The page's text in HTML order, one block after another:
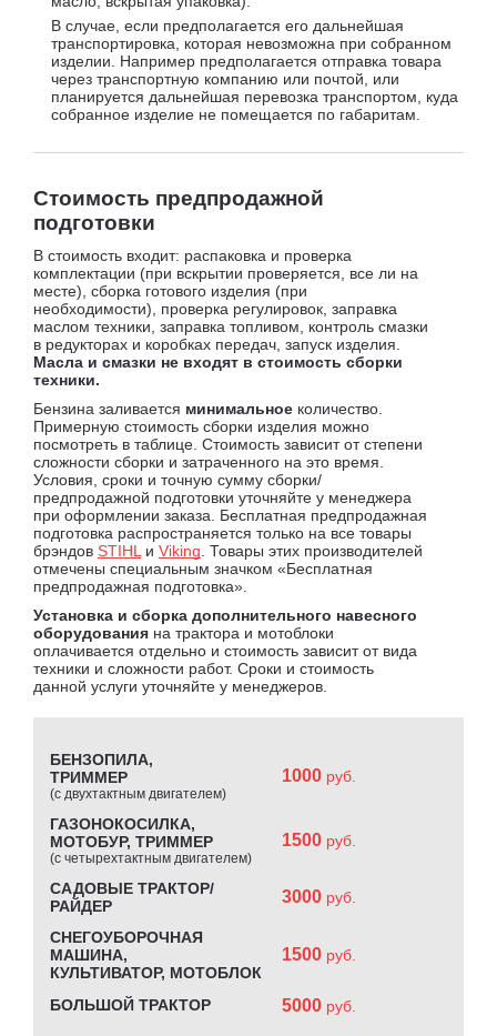
В случае, если предполагается его дальнейшая
транспортировка, которая невозможна при собранном
изделии. Например предполагается отправка товара
через транспортную компанию или почтой, или
планируется дальнейшая перевозка транспортом, куда
собранное изделие не помещается по габаритам.
Стоимость предпродажной
подготовки
В стоимость входит: распаковка и проверка
комплектации (при вскрытии проверяется, все ли на
месте), сборка готового изделия (при
необходимости), проверка регулировок, заправка
маслом техники, заправка топливом, контроль смазки
в редукторах и коробках передач, запуск изделия.
Масла и смазки не входят в стоимость сборки
техники.
Бензина заливается минимальное количество.
Примерную стоимость сборки изделия можно
посмотреть в таблице. Стоимость зависит от степени
сложности сборки и затраченного на это время.
Условия, сроки и точную сумму сборки/
предпродажной подготовки уточняйте у менеджера
при оформлении заказа. Бесплатная предпродажная
подготовка распространяется только на все товары
брэндов STIHL и Viking . Товары этих производителей
отмечены специальным значком «Бесплатная
предпродажная подготовка».
Установка и сборка дополнительного навесного
оборудования на трактора и мотоблоки
оплачивается отдельно и стоимость зависит от вида
техники и сложности работ. Сроки и стоимость
данной услуги уточняйте у менеджеров.
БЕНЗОПИЛА,
ТРИММЕР
(с двухтактным двигателем)
1000 руб.
ГАЗОНОКОСИЛКА,
МОТОБУР, ТРИММЕР
(с четырехтактным двигателем)
1500 руб.
САДОВЫЕ ТРАКТОР/
РАЙДЕР
3000 руб.
СНЕГОУБОРОЧНАЯ
МАШИНА,
КУЛЬТИВАТОР, МОТОБЛОК
1500 руб.
БОЛЬШОЙ ТРАКТОР 5000 руб.